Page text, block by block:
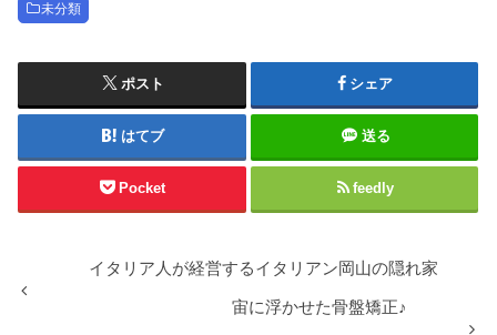
未分類
ポスト シェア
はてブ 送る
Pocket feedly
イタリア人が経営するイタリアン岡山の隠れ家
宙に浮かせた骨盤矯正♪